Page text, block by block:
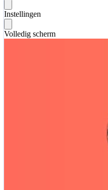
Instellingen
Volledig scherm